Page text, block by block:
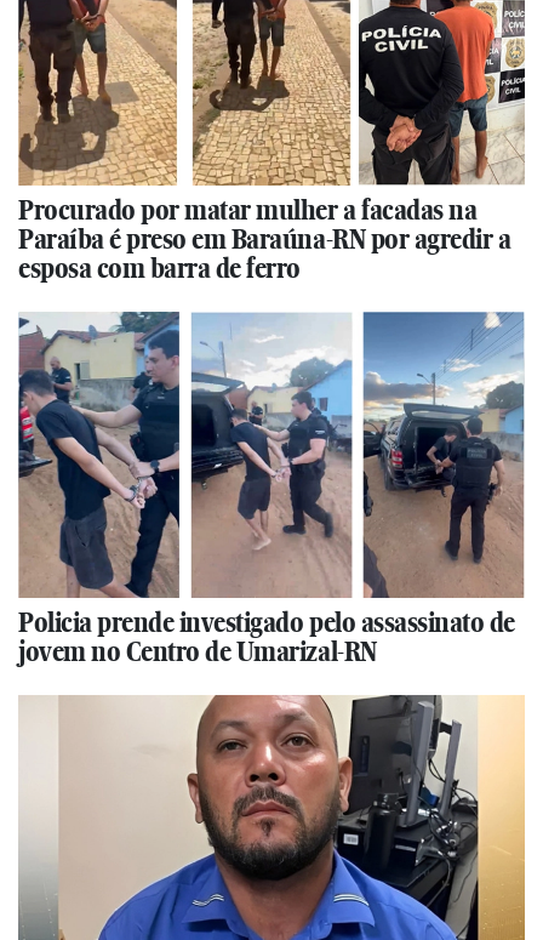
Procurado por matar mulher a facadas na
Paraíba é preso em Baraúna-RN por agredir a
esposa com barra de ferro
Policia prende investigado pelo assassinato de
jovem no Centro de Umarizal-RN